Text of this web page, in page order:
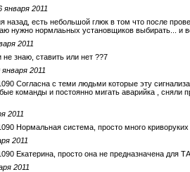
января 2011
назад, есть небольшой глюк в том что после
нужно нормлаьных установщиков выбирать... и
2011
не знаю, ставить или нет ??7
января 2011
Согласна с теми людьми которые эту
команды и постоянно мигать аварийка , сняли
2011
Нормальная система, просто много
2011
Екатерина, просто она не предназначена для
2011